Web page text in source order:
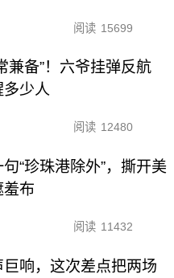
阅读 15699
兼备”！六爷挂弹反航
多少人
阅读 12480
“珍珠港除外”，撕开美
羞布
阅读 11432
巨响，这次差点把两场